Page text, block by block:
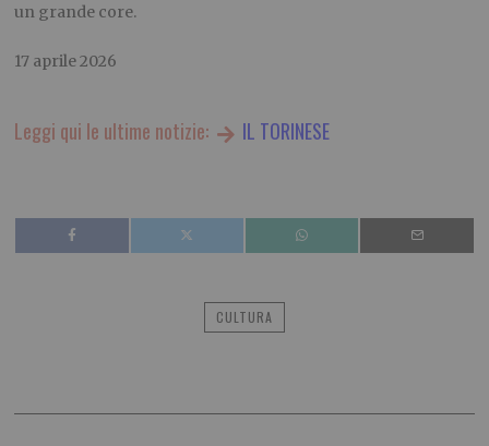
un grande core.
17 aprile 2026
Leggi qui le ultime notizie: IL TORINESE
CULTURA